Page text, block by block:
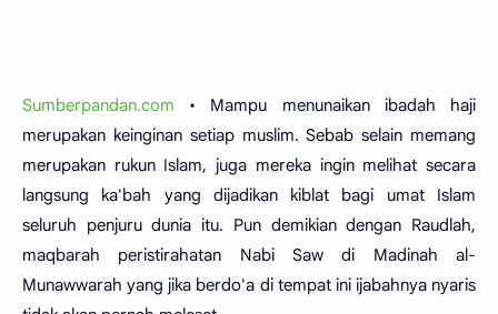
Sumberpandan.com • Mampu menunaikan ibadah haji
merupakan keinginan setiap muslim. Sebab selain memang
merupakan rukun Islam, juga mereka ingin melihat secara
langsung ka'bah yang dijadikan kiblat bagi umat Islam
seluruh penjuru dunia itu. Pun demikian dengan Raudlah,
maqbarah peristirahatan Nabi Saw di Madinah al-
Munawwarah yang jika berdo'a di tempat ini ijabahnya nyaris